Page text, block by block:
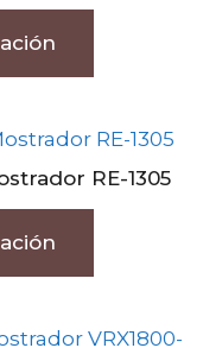
RE-1305